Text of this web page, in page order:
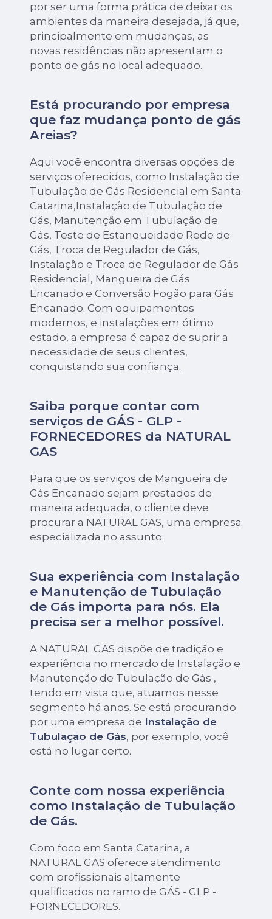
por ser uma forma prática de deixar os
ambientes da maneira desejada, já que,
principalmente em mudanças, as
novas residências não apresentam o
ponto de gás no local adequado.
Está procurando por empresa
que faz mudança ponto de gás
Areias?
Aqui você encontra diversas opções de
serviços oferecidos, como Instalação de
Tubulação de Gás Residencial em Santa
Catarina,Instalação de Tubulação de
Gás, Manutenção em Tubulação de
Gás, Teste de Estanqueidade Rede de
Gás, Troca de Regulador de Gás,
Instalação e Troca de Regulador de Gás
Residencial, Mangueira de Gás
Encanado e Conversão Fogão para Gás
Encanado. Com equipamentos
modernos, e instalações em ótimo
estado, a empresa é capaz de suprir a
necessidade de seus clientes,
conquistando sua confiança.
Saiba porque contar com
serviços de GÁS - GLP -
FORNECEDORES da NATURAL
GAS
Para que os serviços de Mangueira de
Gás Encanado sejam prestados de
maneira adequada, o cliente deve
procurar a NATURAL GAS, uma empresa
especializada no assunto.
Sua experiência com Instalação
e Manutenção de Tubulação
de Gás importa para nós. Ela
precisa ser a melhor possível.
A NATURAL GAS dispõe de tradição e
experiência no mercado de Instalação e
Manutenção de Tubulação de Gás ,
tendo em vista que, atuamos nesse
segmento há anos. Se está procurando
por uma empresa de Instalação de
Tubulação de Gás, por exemplo, você
está no lugar certo.
Conte com nossa experiência
como Instalação de Tubulação
de Gás.
Com foco em Santa Catarina, a
NATURAL GAS oferece atendimento
com profissionais altamente
qualificados no ramo de GÁS - GLP -
FORNECEDORES.